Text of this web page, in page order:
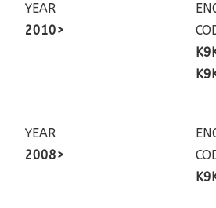
YEAR
2010>
YEAR
2008>